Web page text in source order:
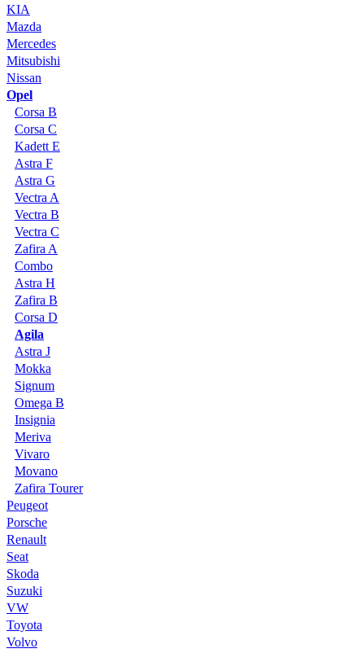
KIA
Mazda
Mercedes
Mitsubishi
Nissan
Opel
Corsa B
Corsa C
Kadett E
Astra F
Astra G
Vectra A
Vectra B
Vectra C
Zafira A
Combo
Astra H
Zafira B
Corsa D
Agila
Astra J
Mokka
Signum
Omega B
Insignia
Meriva
Vivaro
Movano
Zafira Tourer
Peugeot
Porsche
Renault
Seat
Skoda
Suzuki
VW
Toyota
Volvo